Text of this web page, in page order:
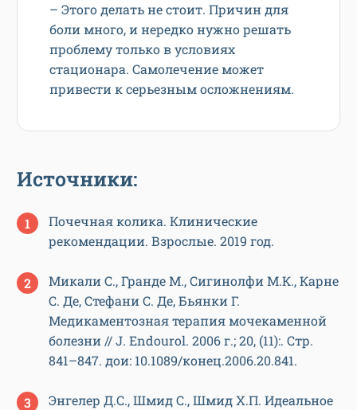
– Этого делать не стоит. Причин для
боли много, и нередко нужно решать
проблему только в условиях
стационара. Самолечение может
привести к серьезным осложнениям.
Источники:
Почечная колика. Клинические
рекомендации. Взрослые. 2019 год.
Микали С., Гранде М., Сигинолфи М.К., Карне
С. Де, Стефани С. Де, Бьянки Г.
Медикаментозная терапия мочекаменной
болезни // J. Endourol. 2006 г.; 20, (11):. Стр.
841–847. дои: 10.1089/конец.2006.20.841.
Энгелер Д.С., Шмид С., Шмид Х.П. Идеальное